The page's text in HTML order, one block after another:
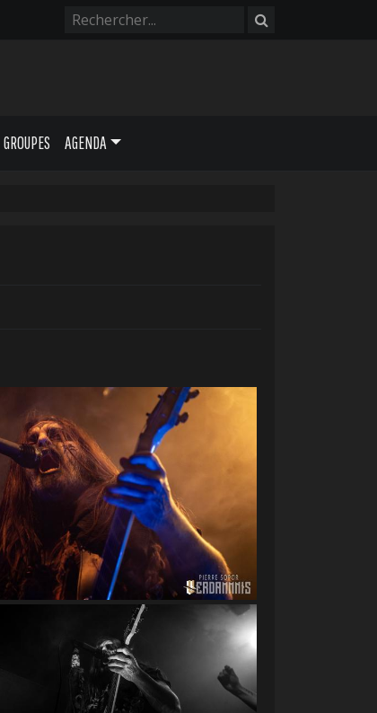
GROUPES AGENDA